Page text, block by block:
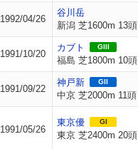
1992/04/26
谷川岳
新潟 芝1600m 13頭
1991/10/20
カブト GIII
福島 芝1800m 10頭
1991/09/22
神戸新 GII
中京 芝2000m 11頭
1991/05/26
東京優 GI
東京 芝2400m 20頭